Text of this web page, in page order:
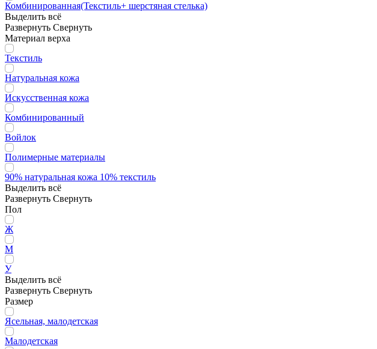
Комбинированная(Текстиль+ шерстяная стелька)
Выделить всё
Развернуть Свернуть
Материал верха
Текстиль
Натуральная кожа
Искусственная кожа
Комбинированный
Войлок
Полимерные материалы
90% натуральная кожа 10% текстиль
Выделить всё
Развернуть Свернуть
Пол
Ж
М
У
Выделить всё
Развернуть Свернуть
Размер
Ясельная, малодетская
Малодетская